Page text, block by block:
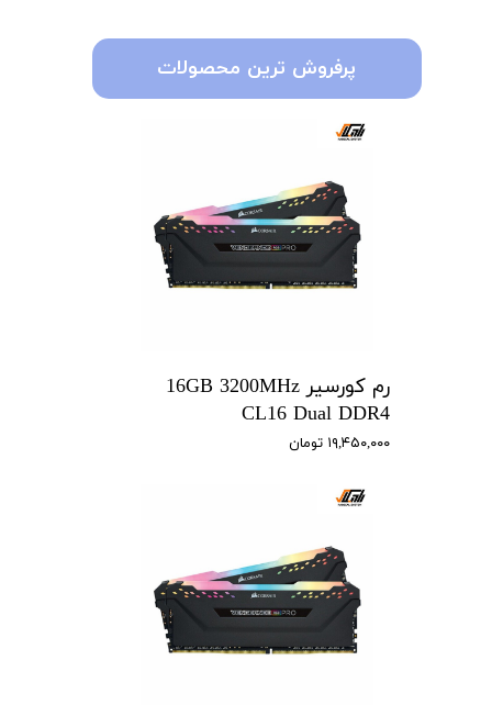
رم کورسیر 16GB 3200MHz
CL16 Dual DDR4
۱۹,۴۵۰,۰۰۰ تومان
پرفروش ترین محصولات